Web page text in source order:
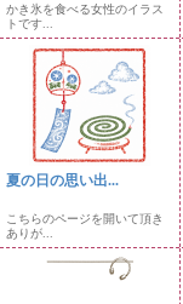
かき氷を食べる女性のイラス
トです...
夏の日の思い出...
こちらのページを開いて頂き
ありが...